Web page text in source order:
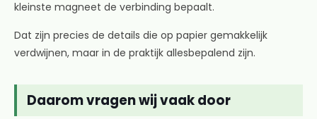
kleinste magneet de verbinding bepaalt.
Dat zijn precies de details die op papier gemakkelijk
verdwijnen, maar in de praktijk allesbepalend zijn.
Daarom vragen wij vaak door